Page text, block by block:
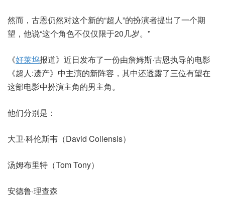
然而，古恩仍然对这个新的“超人”的扮演者提出了一个期
望，他说“这个角色不仅仅限于20几岁。”
《好莱坞报道》近日发布了一份由詹姆斯·古恩执导的电影
《超人:遗产》中主演的新阵容，其中还透露了三位有望在
这部电影中扮演主角的男主角。
他们分别是：
大卫·科伦斯韦（David Collensis）
汤姆布里特（Tom Tony）
安德鲁·理查森